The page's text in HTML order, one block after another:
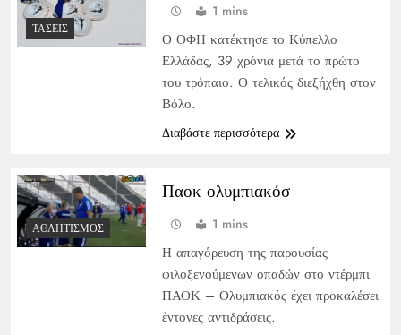
ΤΆΣΕΙΣ
1 mins
Ο ΟΦΗ κατέκτησε το Κύπελλο
Ελλάδας, 39 χρόνια μετά το πρώτο
του τρόπαιο. Ο τελικός διεξήχθη στον
Βόλο.
Διαβάστε περισσότερα
ΑΘΛΗΤΙΣΜΌΣ
Παοκ ολυμπιακόσ
1 mins
Η απαγόρευση της παρουσίας
φιλοξενούμενων οπαδών στο ντέρμπι
ΠΑΟΚ – Ολυμπιακός έχει προκαλέσει
έντονες αντιδράσεις.